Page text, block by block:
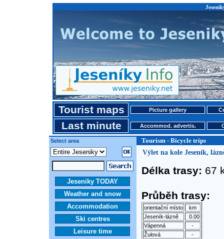
Tourist maps Picture gallery
Last minute Accommod. advertis.
Select area Tourism - Bicycle trips
Jeseniky TODAY
Weather and snow
Accommodation
Ski centres
Leisure time
Výlet na kole Jeseník,
Délka trasy: 67
Průběh trasy:
orientační místo
km
Jeseník-lázně
0.00
Vápenná
-
Žulová
-